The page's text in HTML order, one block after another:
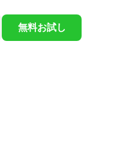
無料お試し